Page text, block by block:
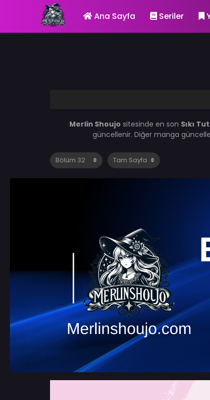
Ana Sayfa Seriler
Merlin Shoujo sitesinde en son Sıkı
güncellenir. Diğer manga